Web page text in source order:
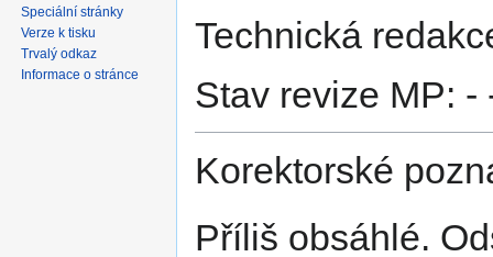
Technická
Stav revize MP: -
Korektorské
Příliš obsáhlé.
Speciální stránky
Verze k tisku
Trvalý odkaz
Informace o stránce